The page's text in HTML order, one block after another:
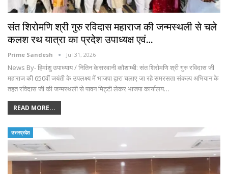
संत शिरोमणि श्री गुरु रविदास महाराज की जन्मस्थली से चले
कलश रथ यात्रा का प्रदेश उपाध्यक्ष एवं…
Prime Sandesh Jul 31, 2026
News By- हिमांशु उपाध्याय / नितिन केसरवानी कौशाम्बी: संत शिरोमणि श्री गुरु रविदास जी
महाराज की 650वीं जयंती के उपलक्ष्य में भाजपा द्वारा चलाए जा रहे समरसता संकल्प अभियान के
तहत रविदास जी की जन्मस्थली से पावन मिट्टी लेकर भाजपा कार्यालय…
READ MORE...
उत्तरप्रदेश